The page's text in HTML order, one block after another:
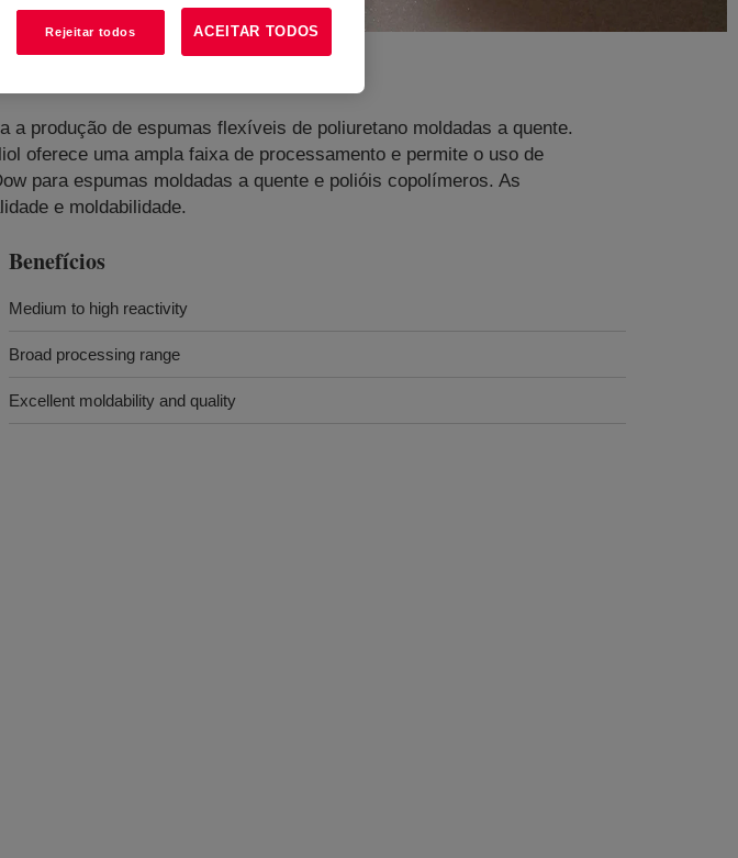
produção de espumas flexíveis de poliuretano moldadas a quente.
oferece uma ampla faixa de processamento e permite o uso de
para espumas moldadas a quente e polióis copolímeros. As
e moldabilidade.
Benefícios
Medium to high reactivity
Broad processing range
Excellent moldability and quality
Rejeitar todos ACEITAR TODOS